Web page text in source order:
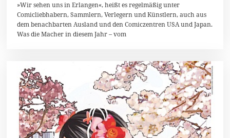
»Wir sehen uns in Erlangen«, heißt es regelmäßig unter
Comicliebhabern, Sammlern, Verlegern und Künstlern, auch aus
dem benachbarten Ausland und den Comiczentren USA und Japan.
Was die Macher in diesem Jahr – vom